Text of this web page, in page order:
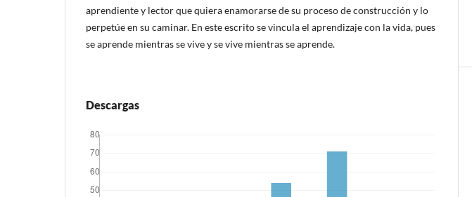
aprendiente y lector que quiera enamorarse de su proceso de construcción y lo
perpetúe en su caminar. En este escrito se vincula el aprendizaje con la vida, pues
se aprende mientras se vive y se vive mientras se aprende.
Descargas